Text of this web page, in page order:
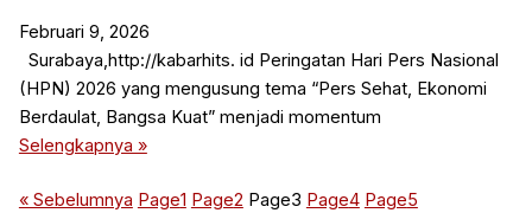
Februari 9, 2026
Surabaya,http://kabarhits. id Peringatan Hari Pers Nasional
(HPN) 2026 yang mengusung tema “Pers Sehat, Ekonomi
Berdaulat, Bangsa Kuat” menjadi momentum
Selengkapnya »
« Sebelumnya Page1 Page2 Page3 Page4 Page5